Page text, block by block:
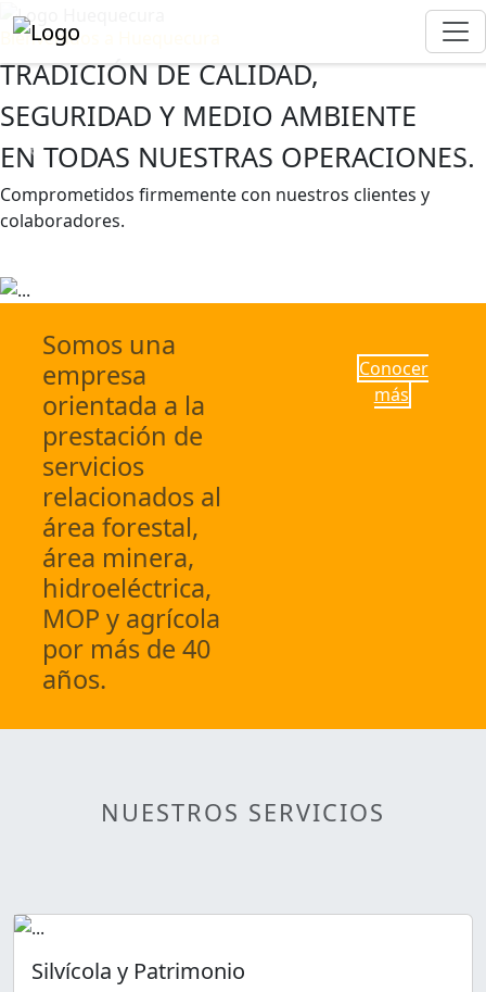
Bienvenidos a Huequecura
TRADICIÓN DE CALIDAD,
SEGURIDAD Y MEDIO AMBIENTE
EN TODAS NUESTRAS OPERACIONES.
Comprometidos firmemente con nuestros clientes y
colaboradores.
Previous Next
Somos una
empresa
orientada a la
prestación de
servicios
relacionados al
área forestal,
área minera,
hidroeléctrica,
MOP y agrícola
por más de 40
años.
Conocer
más
NUESTROS SERVICIOS
Silvícola y Patrimonio